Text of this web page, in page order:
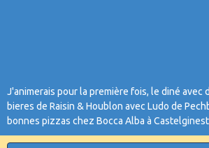
J'animerais pour la première fois, le diné avec
bieres de Raisin & Houblon avec Ludo de
bonnes pizzas chez Bocca Alba à